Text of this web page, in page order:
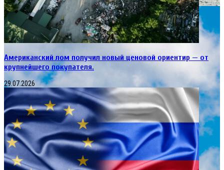
Американский лом получил новый ценовой ориентир — от
крупнейшего покупателя.
29.07.2026